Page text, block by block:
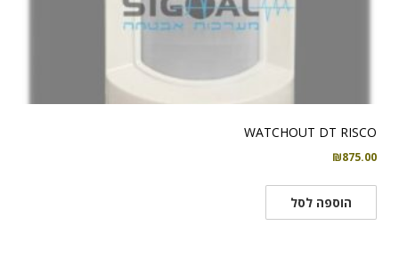
WATCHOUT DT RISCO
₪875.00
הוספה לסל